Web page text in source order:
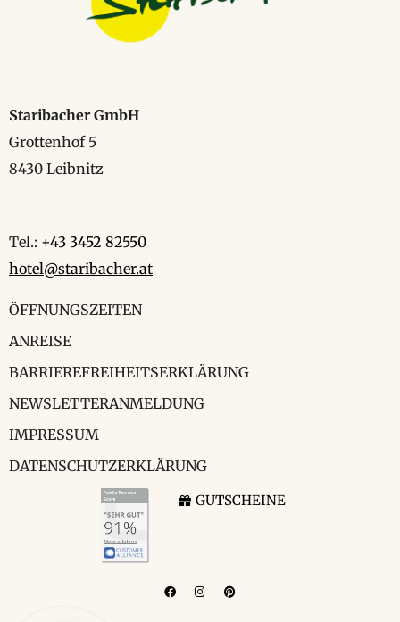
Staribacher GmbH
Grottenhof 5
8430 Leibnitz
Tel.: +43 3452 82550
hotel@staribacher.at
ÖFFNUNGSZEITEN
ANREISE
BARRIEREFREIHEITSERKLÄRUNG
NEWSLETTERANMELDUNG
IMPRESSUM
DATENSCHUTZERKLÄRUNG
GUTSCHEINE